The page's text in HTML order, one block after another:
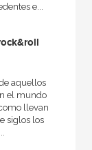
e...
aquellos
el mundo
llevan
siglos los